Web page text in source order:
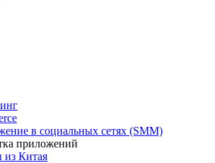
в социальных сетях (SMM)
приложений
из Китая